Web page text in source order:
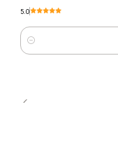
5.0
Cantidad